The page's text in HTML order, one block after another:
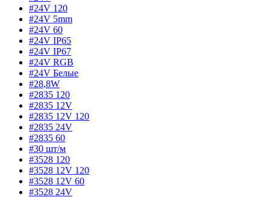
#24V 120
#24V 5mm
#24V 60
#24V IP65
#24V IP67
#24V RGB
#24V Белые
#28,8W
#2835 120
#2835 12V
#2835 12V 120
#2835 24V
#2835 60
#30 шт/м
#3528 120
#3528 12V 120
#3528 12V 60
#3528 24V